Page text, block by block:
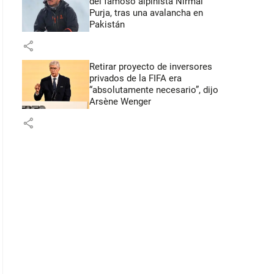
Purja, tras una avalancha en
Pakistán
share
Retirar proyecto de inversores
privados de la FIFA era
“absolutamente necesario”, dijo
Arsène Wenger
share